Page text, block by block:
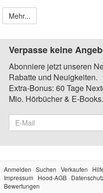
Mehr...
Verpasse keine
Abonniere jetzt unseren
Rabatte und Neuigkeiten.
Extra-Bonus: 60 Tage
Mio. Hörbücher & E-
Anmelden Suchen Verkaufen
Impressum
Hood-AGB
Bewertungen